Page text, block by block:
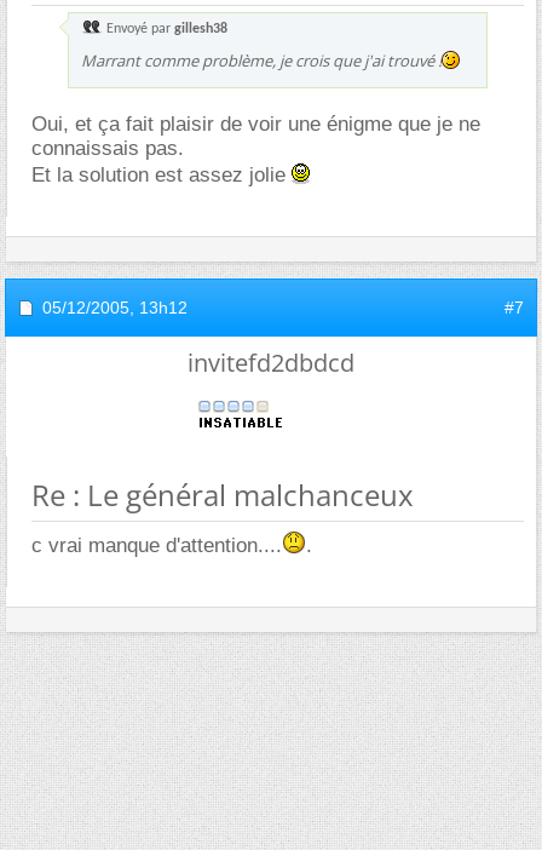
Envoyé par gillesh38
Marrant comme problème, je crois que j'ai trouvé !
Oui, et ça fait plaisir de voir une énigme que je ne
connaissais pas.
Et la solution est assez jolie
05/12/2005, 13h12 #7
invitefd2dbdcd
Re : Le général malchanceux
c vrai manque d'attention.... .